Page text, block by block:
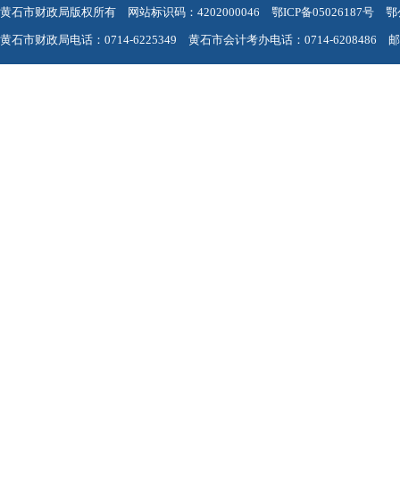
黄石市财政局版权所有 网站标识码：4202000046 鄂ICP备05026187号 鄂
黄石市财政局电话：0714-6225349 黄石市会计考办电话：0714-6208486